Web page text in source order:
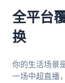
全平台
换
你的生活场景
一场中超直播